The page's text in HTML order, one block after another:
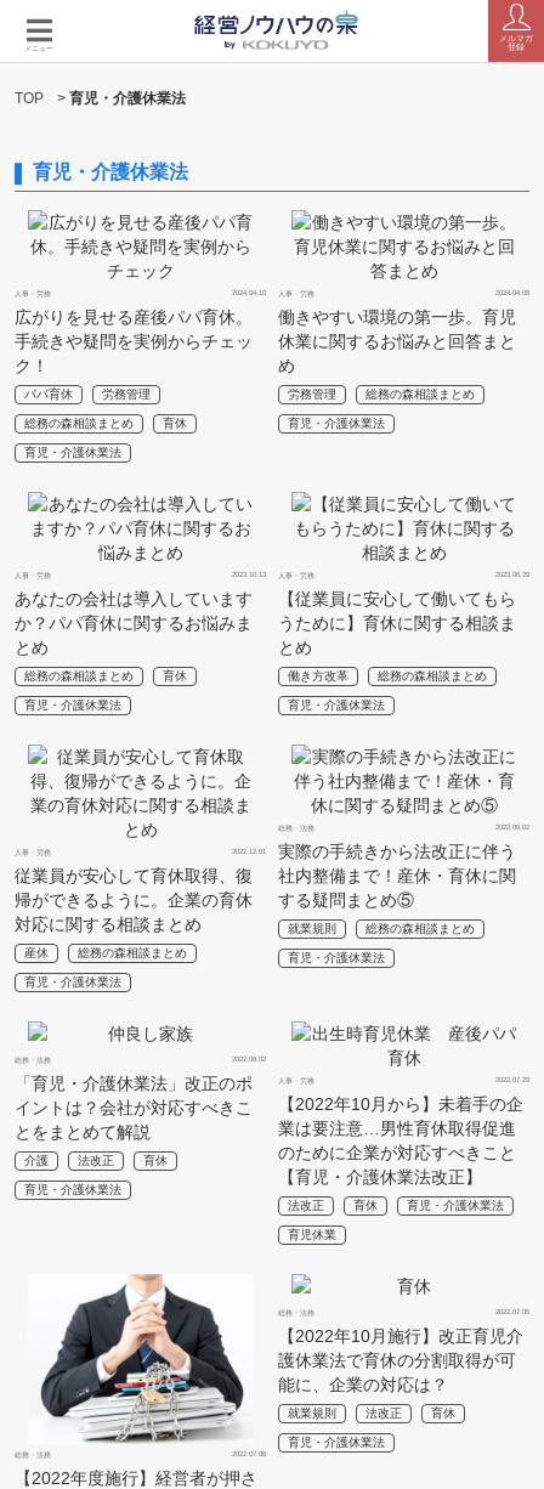
メニュー
メルマガ
登録
TOP > 育児・介護休業法
育児・介護休業法
人事・労務 2024.04.10
広がりを見せる産後パパ育休。
手続きや疑問を実例からチェッ
ク！
パパ育休 労務管理
総務の森相談まとめ 育休
育児・介護休業法
人事・労務 2024.04.08
働きやすい環境の第一歩。育児
休業に関するお悩みと回答まと
め
労務管理 総務の森相談まとめ
育児・介護休業法
人事・労務 2023.10.13
あなたの会社は導入しています
か？パパ育休に関するお悩みま
とめ
総務の森相談まとめ 育休
育児・介護休業法
人事・労務 2023.06.29
【従業員に安心して働いてもら
うために】育休に関する相談ま
とめ
働き方改革 総務の森相談まとめ
育児・介護休業法
人事・労務 2022.12.01
従業員が安心して育休取得、復
帰ができるように。企業の育休
対応に関する相談まとめ
産休 総務の森相談まとめ
育児・介護休業法
総務・法務 2022.09.02
実際の手続きから法改正に伴う
社内整備まで！産休・育休に関
する疑問まとめ⑤
就業規則 総務の森相談まとめ
育児・介護休業法
総務・法務 2022.08.02
「育児・介護休業法」改正のポ
イントは？会社が対応すべきこ
とをまとめて解説
介護 法改正 育休
育児・介護休業法
人事・労務 2022.07.29
【2022年10月から】未着手の企
業は要注意…男性育休取得促進
のために企業が対応すべきこと
【育児・介護休業法改正】
法改正 育休 育児・介護休業法
育児休業
総務・法務 2022.07.06
【2022年度施行】経営者が押さ
総務・法務 2022.07.05
【2022年10月施行】改正育児介
護休業法で育休の分割取得が可
能に、企業の対応は？
就業規則 法改正 育休
育児・介護休業法